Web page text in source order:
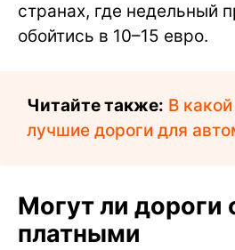
странах, где недельный
обойтись в 10–15 евро.
Читайте также: В
лучшие дороги для
Могут ли дороги
платными